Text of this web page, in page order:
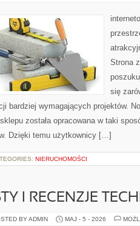
Strona
się
bardziej wymagających projektów.
została opracowana w taki
Dzięki temu użytkownicy […]
NIERUCHOMOŚCI
I RECENZJE
BY ADMIN MAJ - 5 - 2026